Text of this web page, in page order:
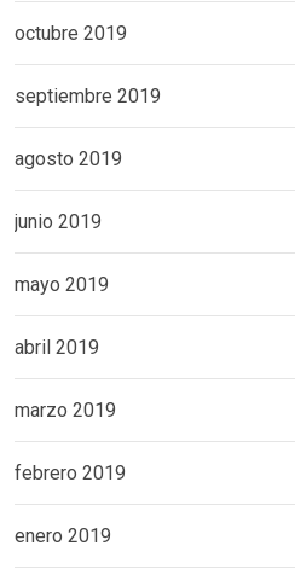
octubre 2019
septiembre 2019
agosto 2019
junio 2019
mayo 2019
abril 2019
marzo 2019
febrero 2019
enero 2019